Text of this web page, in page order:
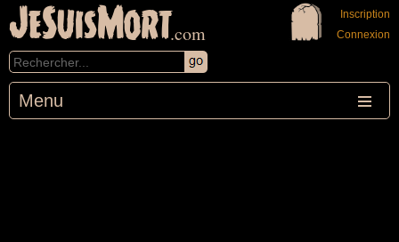
JeSuisMort.com
Menu
Inscription
Connexion